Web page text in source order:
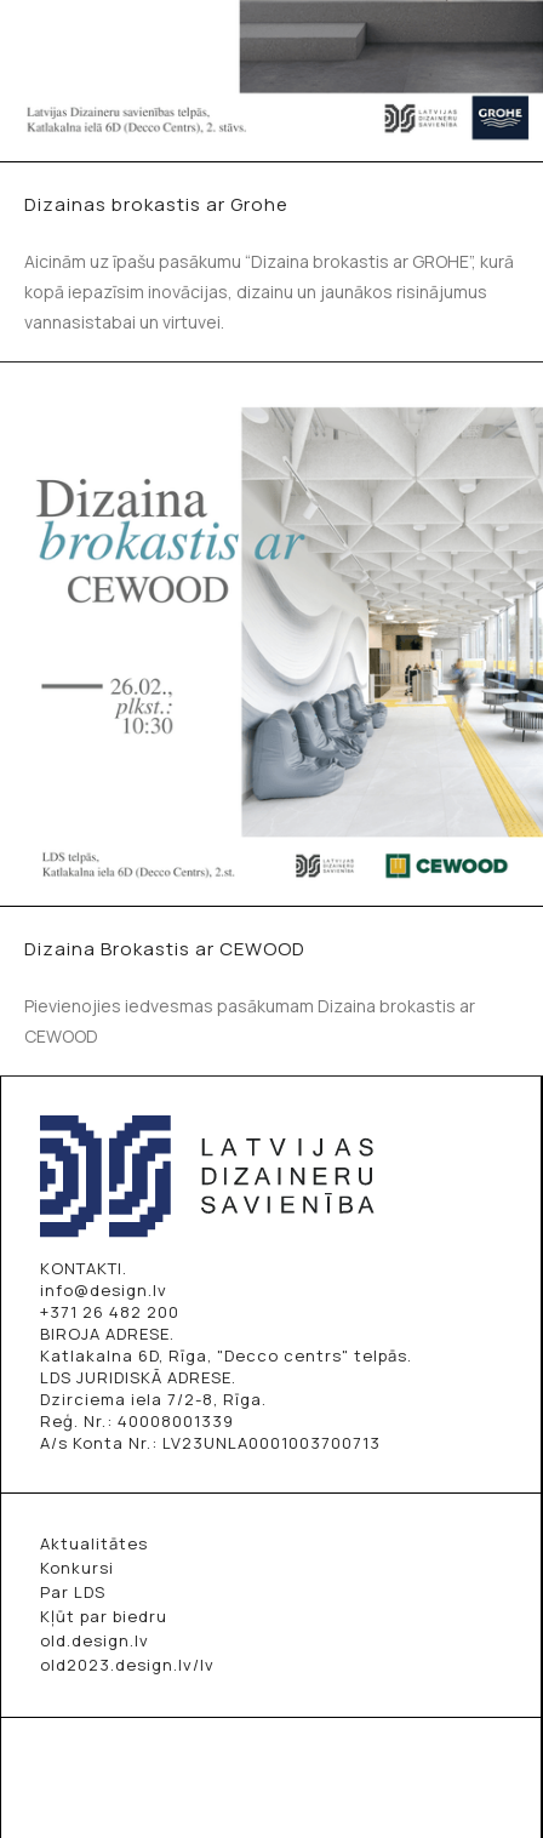
Dizainas brokastis ar Grohe
Aicinām uz īpašu pasākumu “Dizaina brokastis ar GROHE”, kurā
kopā iepazīsim inovācijas, dizainu un jaunākos risinājumus
vannasistabai un virtuvei.
Dizaina Brokastis ar CEWOOD
Pievienojies iedvesmas pasākumam Dizaina brokastis ar
CEWOOD
KONTAKTI.
info@design.lv
+371 26 482 200
BIROJA ADRESE.
Katlakalna 6D, Rīga, "Decco centrs" telpās.
LDS JURIDISKĀ ADRESE.
Dzirciema iela 7/2-8, Rīga.
Reģ. Nr.: 40008001339
A/s Konta Nr.: LV23UNLA0001003700713
Aktualitātes
Konkursi
Par LDS
Kļūt par biedru
old.design.lv
old2023.design.lv/lv